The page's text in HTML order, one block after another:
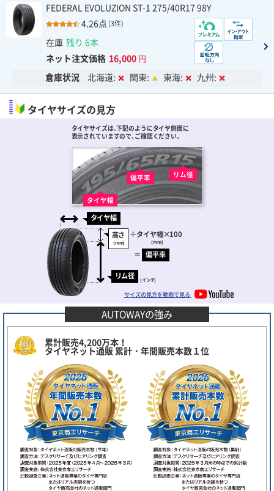
FEDERAL EVOLUZION ST-1 275/40R17 98Y
4.26点 (3件)
在庫 残り 6本
ネット注文価格 16,000 円
倉庫状況 北海道: 関東: 東海: 九州:
タイヤサイズの見方
タイヤサイズは､下記のようにタイヤ側面に
表示されていますので､ご確認ください。
タイヤ幅
偏平率 リム径
タイヤ幅
高さ
(mm)
÷タイヤ幅
(mm)
×100
＝ 偏平率
リム径 (インチ)
サイズの見方を動画で見る
AUTOWAYの強み
累計販売4,200万本！
タイヤネット通販 累計・年間販売本数１位